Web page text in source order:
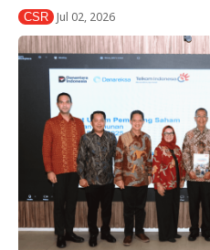
CSR Jul 02, 2026